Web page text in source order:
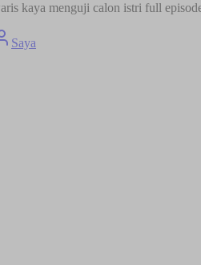
kaya menguji calon istri full
Saya